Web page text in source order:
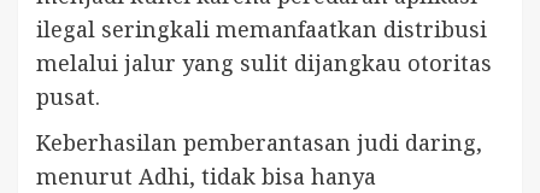
ilegal seringkali memanfaatkan distribusi
melalui jalur yang sulit dijangkau otoritas
pusat.
Keberhasilan pemberantasan judi daring,
menurut Adhi, tidak bisa hanya